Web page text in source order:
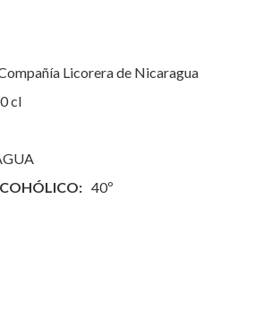
Licorera de Nicaragua
cl
40º